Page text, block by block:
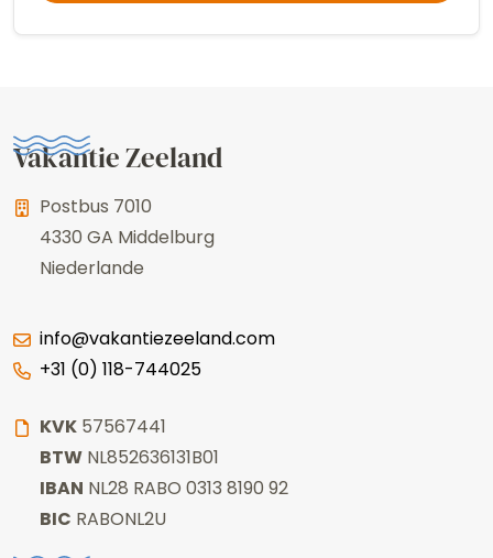
Vakantie Zeeland
Postbus 7010
4330 GA Middelburg
Niederlande
info@vakantiezeeland.com
+31 (0) 118-744025
KVK 57567441
BTW NL852636131B01
IBAN NL28 RABO 0313 8190 92
BIC RABONL2U